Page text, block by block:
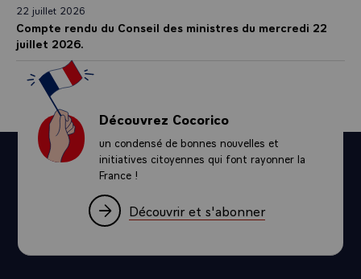
22 juillet 2026
Compte rendu du Conseil des ministres du mercredi 22
juillet 2026.
Découvrez Cocorico
un condensé de bonnes nouvelles et
initiatives citoyennes qui font rayonner la
France !
Découvrir et s'abonner